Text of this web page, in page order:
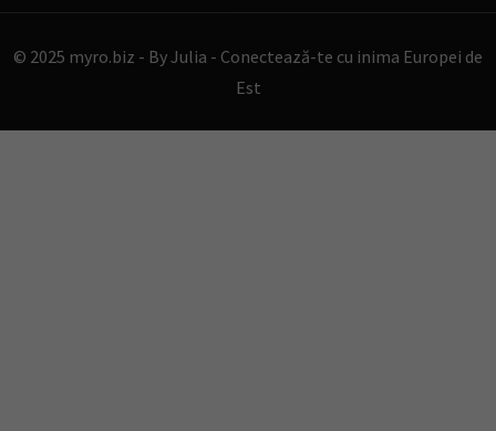
© 2025 myro.biz - By Julia - Conectează-te cu inima Europei de
Est